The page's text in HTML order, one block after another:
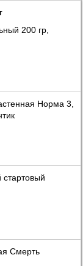
200 гр,
Норма 3,
Смерть